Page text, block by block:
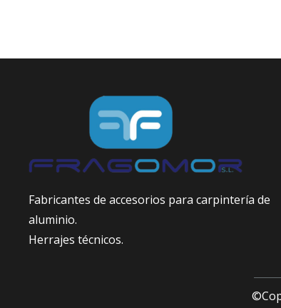
Fabricantes de accesorios para carpintería de
aluminio.
Herrajes técnicos.